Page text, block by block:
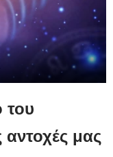
του
αντοχές μας